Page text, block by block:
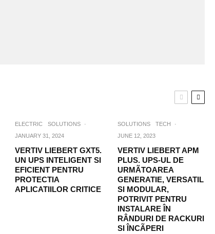
ELECTRIC SOLUTIONS
·
JANUARY 31, 2024
VERTIV LIEBERT GXT5.
UN UPS INTELIGENT SI
EFICIENT PENTRU
PROTECTIA
APLICATIILOR CRITICE
SOLUTIONS TECH
·
JUNE 12, 2023
VERTIV LIEBERT APM
PLUS. UPS-UL DE
URMÃTOAREA
GENERATIE, VERSATIL
SI MODULAR,
POTRIVIT PENTRU
INSTALARE ÎN
RÂNDURI DE RACKURI
SI ÎNCÃPERI